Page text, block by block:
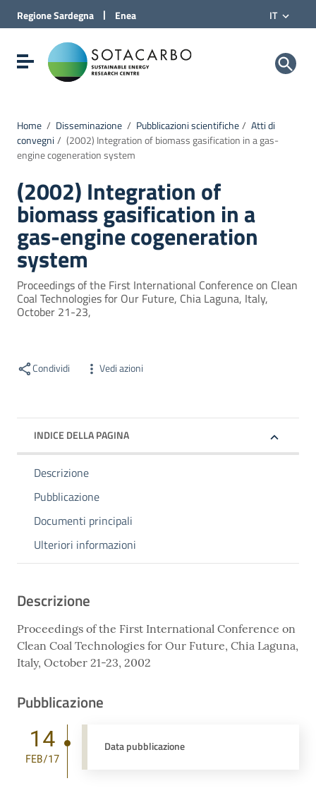
Vai al Contenuto
Vai alla navigazione del sito
Vai al Footer
RegioneSardegna | Enea IT
Visualizza/nascondi menu di navigazioneSotacarbo SpA
Home / Disseminazione / Pubblicazioni scientifiche/ Atti di
convegni / (2002) Integration of biomass gasification in a gas-
engine cogeneration system
(2002) Integration of
biomass gasification in a
gas-engine cogeneration
system
Proceedings of the First International Conference on Clean
Coal Technologies for Our Future, Chia Laguna, Italy,
October 21-23,
Condividi Vedi azioni
INDICE DELLA PAGINA
Descrizione
Pubblicazione
Documenti principali
Ulteriori informazioni
Descrizione
Proceedings of the First International Conference on
Clean Coal Technologies for Our Future, Chia Laguna,
Italy, October 21-23, 2002
Pubblicazione
14
FEB/17
Data pubblicazione